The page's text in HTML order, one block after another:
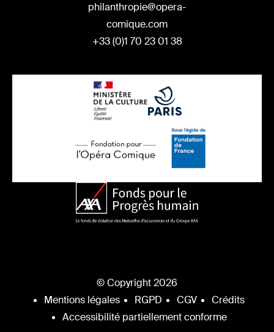
philanthropie@opera-
comique.com
+33 (0)1 70 23 01 38
© Copyright 2026
Mentions légales
RGPD CGV
Crédits
Accessibilité partiellement conforme